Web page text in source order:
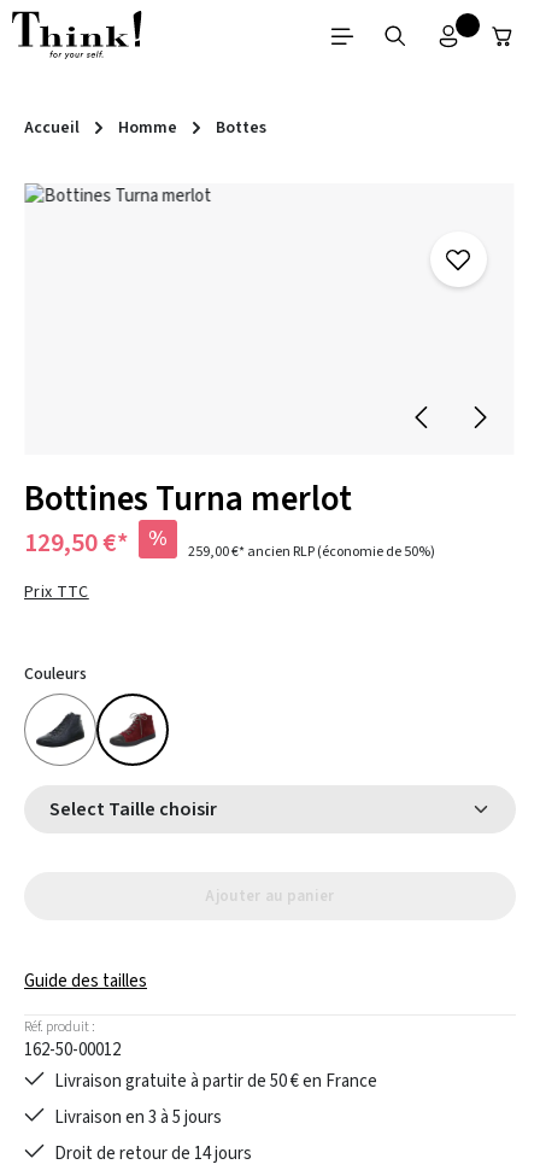
Passer au contenu principal
Accueil Homme Bottes
Ignorer la galerie d'images
Bottines Turna merlot
129,50 €* % 259,00 €*ancien RLP(économie de 50%)
Prix TTC
Couleurs
Select Taille choisir
Ajouter au panier
Guide des tailles
Réf. produit :
162-50-00012
Livraison gratuite à partir de 50 € en France
Livraison en 3 à 5 jours
Droit de retour de 14 jours